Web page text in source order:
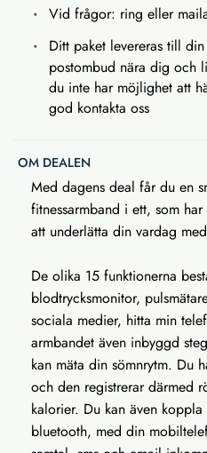
Vid frågor: ring eller
Ditt paket levereras till
postombud nära dig och
du inte har möjlighet att
god kontakta oss
OM DEALEN
Med dagens deal får du en
fitnessarmband i ett, som
att underlätta din vardag
De olika 15 funktionerna
blodtrycksmonitor,
sociala medier, hitta min
armbandet även inbyggd
kan mäta din sömnrytm. Du
och den registrerar därmed
kalorier. Du kan även
bluetooth, med din